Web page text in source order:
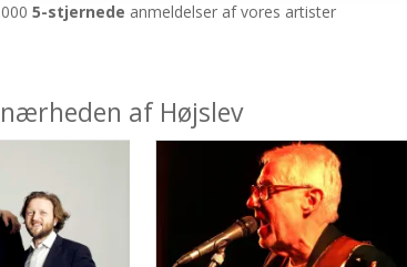
5-stjernede anmeldelser af vores artister
af Højslev